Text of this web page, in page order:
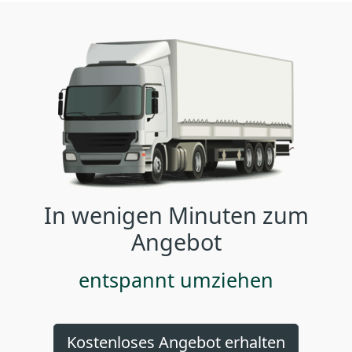
In wenigen Minuten zum
Angebot
entspannt umziehen
Kostenloses Angebot erhalten